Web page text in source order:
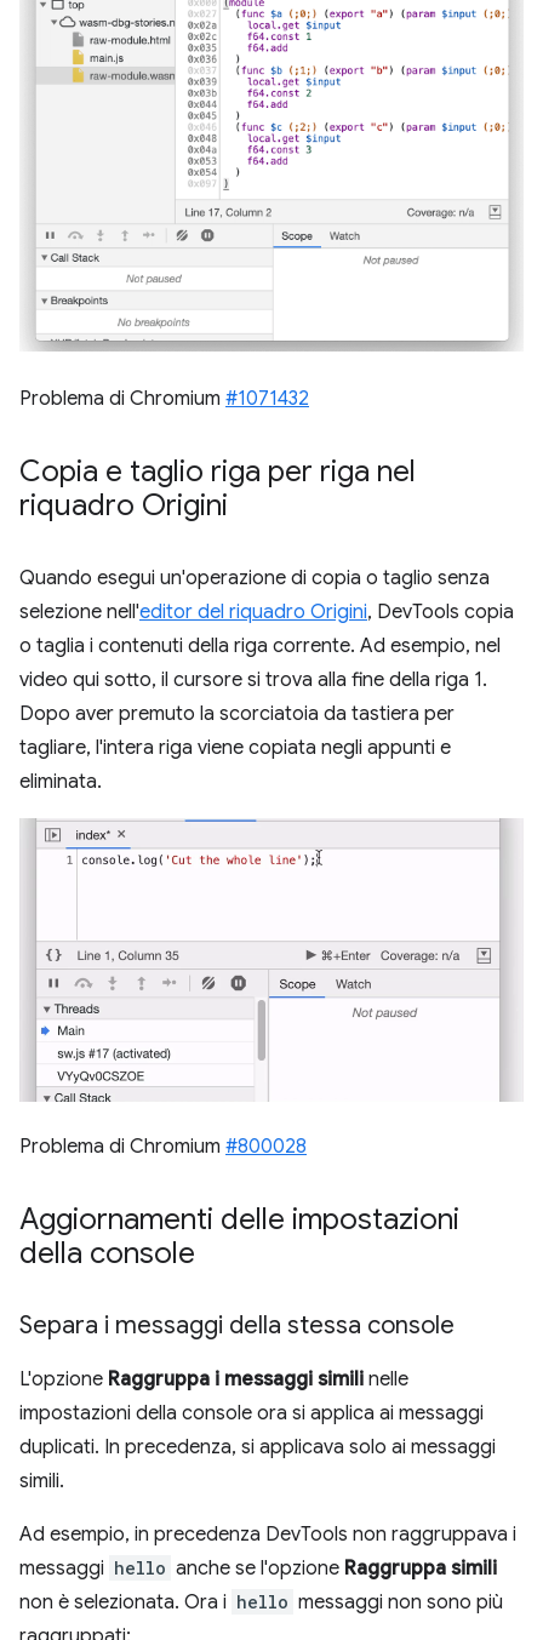
Problema di Chromium #1071432
Copia e taglio riga per riga nel
riquadro Origini
Quando esegui un'operazione di copia o taglio senza
selezione nell'editor del riquadro Origini, DevTools copia
o taglia i contenuti della riga corrente. Ad esempio, nel
video qui sotto, il cursore si trova alla fine della riga 1.
Dopo aver premuto la scorciatoia da tastiera per
tagliare, l'intera riga viene copiata negli appunti e
eliminata.
Problema di Chromium #800028
Aggiornamenti delle impostazioni
della console
Separa i messaggi della stessa console
L'opzione Raggruppa i messaggi simili nelle
impostazioni della console ora si applica ai messaggi
duplicati. In precedenza, si applicava solo ai messaggi
simili.
Ad esempio, in precedenza DevTools non raggruppava i
messaggi hello anche se l'opzione Raggruppa simili
non è selezionata. Ora i hello messaggi non sono più